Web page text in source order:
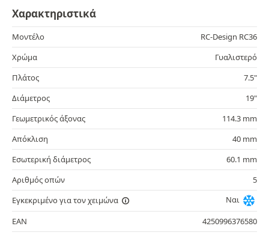
Χαρακτηριστικά
Μοντέλο
RC-Design RC36
Χρώμα
Γυαλιστερό
Πλάτος
7.5"
Διάμετρος
19"
Γεωμετρικός άξονας
114.3 mm
Απόκλιση
40 mm
Εσωτερική διάμετρος
60.1 mm
Αριθμός οπών
5
Εγκεκριμένο για τον χειμώνα
Ναι
EAN
4250996376580